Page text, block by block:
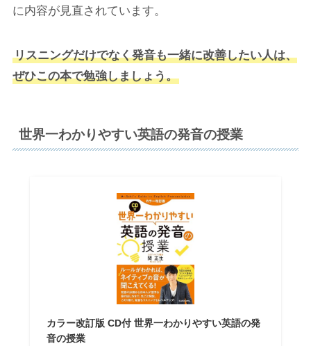
に内容が見直されています。
リスニングだけでなく発音も一緒に改善したい人は、
ぜひこの本で勉強しましょう。
世界一わかりやすい英語の発音の授業
カラー改訂版 CD付 世界一わかりやすい英語の発
音の授業